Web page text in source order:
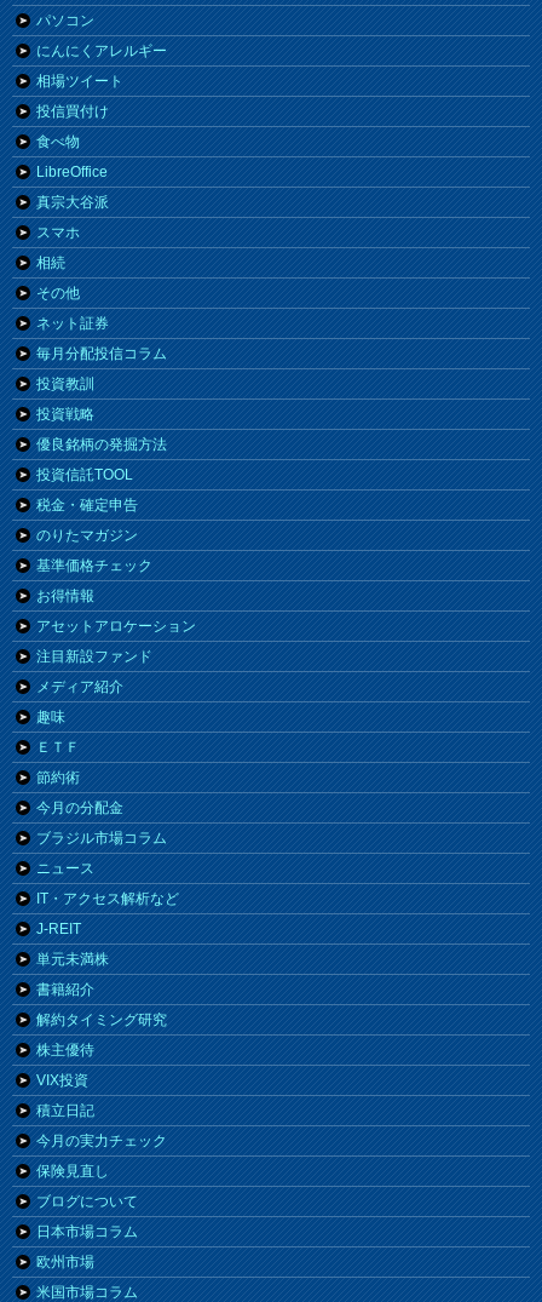
パソコン
にんにくアレルギー
相場ツイート
投信買付け
食べ物
LibreOffice
真宗大谷派
スマホ
相続
その他
ネット証券
毎月分配投信コラム
投資教訓
投資戦略
優良銘柄の発掘方法
投資信託TOOL
税金・確定申告
のりたマガジン
基準価格チェック
お得情報
アセットアロケーション
注目新設ファンド
メディア紹介
趣味
ＥＴＦ
節約術
今月の分配金
ブラジル市場コラム
ニュース
IT・アクセス解析など
J-REIT
単元未満株
書籍紹介
解約タイミング研究
株主優待
VIX投資
積立日記
今月の実力チェック
保険見直し
ブログについて
日本市場コラム
欧州市場
米国市場コラム